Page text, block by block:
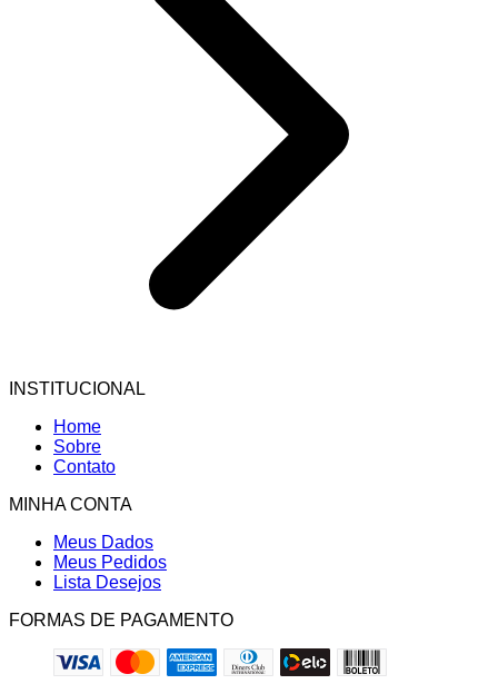
INSTITUCIONAL
Home
Sobre
Contato
MINHA CONTA
Meus Dados
Meus Pedidos
Lista Desejos
FORMAS DE PAGAMENTO